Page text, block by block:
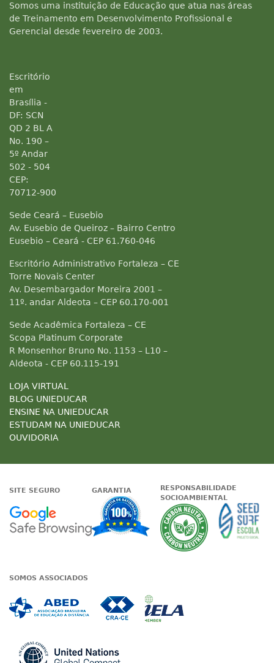
Somos uma instituição de Educação que atua nas áreas
de Treinamento em Desenvolvimento Profissional e
Gerencial desde fevereiro de 2003.
Escritório
em
Brasília -
DF: SCN
QD 2 BL A
No. 190 –
5º Andar
502 - 504
CEP:
70712-900
Sede Ceará – Eusebio
Av. Eusebio de Queiroz – Bairro Centro
Eusebio – Ceará - CEP 61.760-046
Escritório Administrativo Fortaleza – CE
Torre Novais Center
Av. Desembargador Moreira 2001 –
11º. andar Aldeota – CEP 60.170-001
Sede Acadêmica Fortaleza – CE
Scopa Platinum Corporate
R Monsenhor Bruno No. 1153 – L10 –
Aldeota - CEP 60.115-191
LOJA VIRTUAL
BLOG UNIEDUCAR
ENSINE NA UNIEDUCAR
ESTUDAM NA UNIEDUCAR
OUVIDORIA
SITE SEGURO
Google - Status do site no
GARANTIA
Garantia de
RESPONSABILIDADE
SOCIOAMBIENTAL
A
SOMOS ASSOCIADOS